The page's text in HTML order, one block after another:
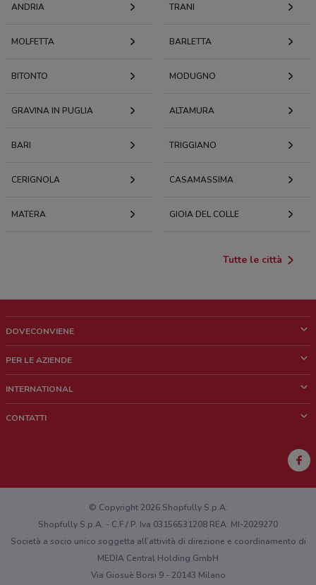
ANDRIA TRANI
MOLFETTA BARLETTA
BITONTO MODUGNO
GRAVINA IN PUGLIA ALTAMURA
BARI TRIGGIANO
CERIGNOLA CASAMASSIMA
MATERA GIOIA DEL COLLE
Tutte le città
DOVECONVIENE
Chi siamo
Lavora con noi
PER LE AZIENDE
Richieste commerciali e marketing
INTERNATIONAL
CONTATTI
Hai un malfunzionamento sul web o sull'app?
© Copyright 2026 Shopfully S.p.A.
Shopfully S.p.A. - C.F / P. Iva 03156531208 REA: MI-2029270
Società a socio unico soggetta all’attività di direzione e coordinamento di
MEDIA Central Holding GmbH
Via Giosuè Borsi 9 - 20143 Milano